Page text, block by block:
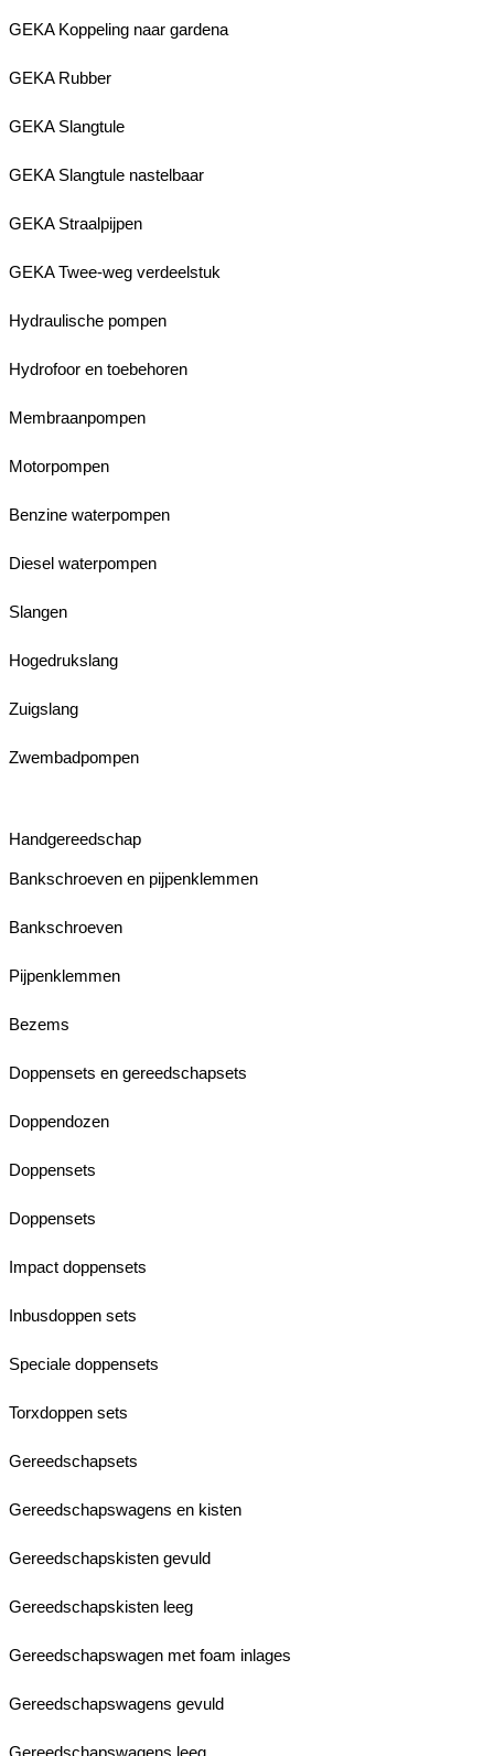
GEKA Koppeling naar gardena
GEKA Rubber
GEKA Slangtule
GEKA Slangtule nastelbaar
GEKA Straalpijpen
GEKA Twee-weg verdeelstuk
Hydraulische pompen
Hydrofoor en toebehoren
Membraanpompen
Motorpompen
Benzine waterpompen
Diesel waterpompen
Slangen
Hogedrukslang
Zuigslang
Zwembadpompen
Handgereedschap
Bankschroeven en pijpenklemmen
Bankschroeven
Pijpenklemmen
Bezems
Doppensets en gereedschapsets
Doppendozen
Doppensets
Doppensets
Impact doppensets
Inbusdoppen sets
Speciale doppensets
Torxdoppen sets
Gereedschapsets
Gereedschapswagens en kisten
Gereedschapskisten gevuld
Gereedschapskisten leeg
Gereedschapswagen met foam inlages
Gereedschapswagens gevuld
Gereedschapswagens leeg